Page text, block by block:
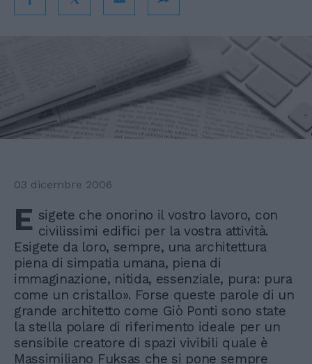
03 dicembre 2006
E sigete che onorino il vostro lavoro, con
civilissimi edifici per la vostra attività.
Esigete da loro, sempre, una architettura
piena di simpatia umana, piena di
immaginazione, nitida, essenziale, pura: pura
come un cristallo». Forse queste parole di un
grande architetto come Giò Ponti sono state
la stella polare di riferimento ideale per un
sensibile creatore di spazi vivibili quale è
Massimiliano Fuksas che si pone sempre